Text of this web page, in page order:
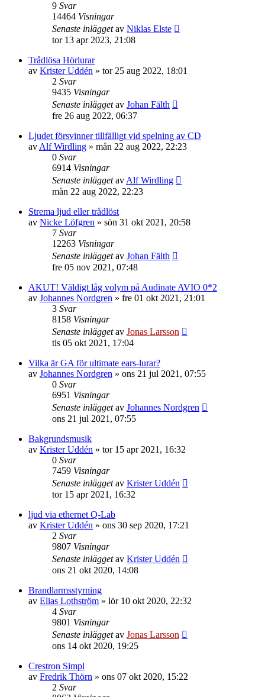
9 Svar
14464 Visningar
Senaste inläggetav Niklas Elste
tor 13 apr 2023, 21:08
Trådlösa Hörlurar
av Krister Uddén » tor 25 aug 2022, 18:01
2 Svar
9435 Visningar
Senaste inläggetav Johan Fälth
fre 26 aug 2022, 06:37
Ljudet försvinner tillfälligt vid spelning av CD
av Alf Wirdling » mån 22 aug 2022, 22:23
0 Svar
6914 Visningar
Senaste inläggetav Alf Wirdling
mån 22 aug 2022, 22:23
Strema ljud eller trådlöst
av Nicke Löfgren » sön 31 okt 2021, 20:58
7 Svar
12263 Visningar
Senaste inläggetav Johan Fälth
fre 05 nov 2021, 07:48
AKUT! Väldigt låg volym på Audinate AVIO 0*2
av Johannes Nordgren » fre 01 okt 2021, 21:01
3 Svar
8158 Visningar
Senaste inläggetav Jonas Larsson
tis 05 okt 2021, 17:04
Vilka är GA för ultimate ears-lurar?
av Johannes Nordgren » ons 21 jul 2021, 07:55
0 Svar
6951 Visningar
Senaste inläggetav Johannes Nordgren
ons 21 jul 2021, 07:55
Bakgrundsmusik
av Krister Uddén » tor 15 apr 2021, 16:32
0 Svar
7459 Visningar
Senaste inläggetav Krister Uddén
tor 15 apr 2021, 16:32
ljud via ethernet Q-Lab
av Krister Uddén » ons 30 sep 2020, 17:21
2 Svar
9807 Visningar
Senaste inläggetav Krister Uddén
ons 21 okt 2020, 14:08
Brandlarmsstyrning
av Elias Lothström » lör 10 okt 2020, 22:32
4 Svar
9801 Visningar
Senaste inläggetav Jonas Larsson
ons 14 okt 2020, 19:25
Crestron Simpl
av Fredrik Thörn » ons 07 okt 2020, 15:22
2 Svar